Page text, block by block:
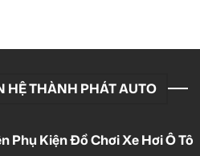
HỆ THÀNH PHÁT AUTO
Phụ Kiện Đồ Chơi Xe Hơi Ô Tô